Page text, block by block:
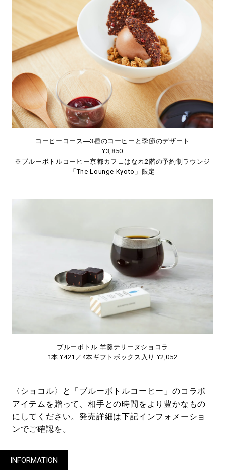
コーヒーコース―3種のコーヒーと季節のデザート
¥3,850
※ブルーボトルコーヒー京都カフェはなれ2階の予約制ラウンジ
「The Lounge Kyoto」限定
ブルーボトル 羊羹テリーヌショコラ
1本 ¥421／4本ギフトボックス入り ¥2,052
〈ショコル〉と「ブルーボトルコーヒー」のコラボ
アイテムを贈って、相手との時間をより豊かなもの
にしてください。発売詳細は下記インフォメーショ
ンでご確認を。
INFORMATION